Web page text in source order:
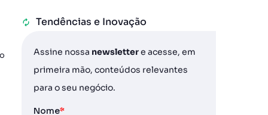
Tendências e Inovação
Assine nossa newslettere acesse, em
primeira mão, conteúdos relevantes
para o seu negócio.